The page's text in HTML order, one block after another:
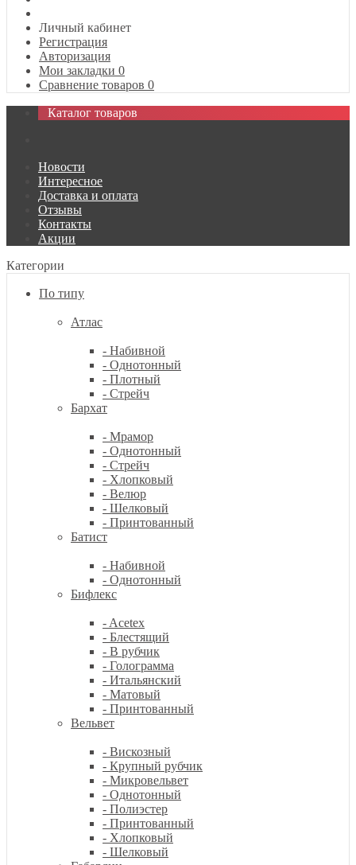
Личный кабинет
Регистрация
Авторизация
Мои закладки 0
Сравнение товаров 0
Каталог товаров
Новости
Интересное
Доставка и оплата
Отзывы
Контакты
Акции
Категории
По типу
Атлас
- Набивной
- Однотонный
- Плотный
- Стрейч
Бархат
- Мрамор
- Однотонный
- Стрейч
- Хлопковый
- Велюр
- Шелковый
- Принтованный
Батист
- Набивной
- Однотонный
Бифлекс
- Acetex
- Блестящий
- В рубчик
- Голограмма
- Итальянский
- Матовый
- Принтованный
Вельвет
- Вискозный
- Крупный рубчик
- Микровельвет
- Однотонный
- Полиэстер
- Принтованный
- Хлопковый
- Шелковый